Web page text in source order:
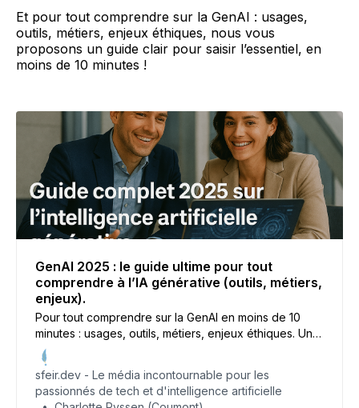
Et pour tout comprendre sur la GenAI : usages,
outils, métiers, enjeux éthiques, nous vous
proposons un guide clair pour saisir l’essentiel, en
moins de 10 minutes !
GenAI 2025 : le guide ultime pour tout
comprendre à l’IA générative (outils, métiers,
enjeux).
Pour tout comprendre sur la GenAI en moins de 10
minutes : usages, outils, métiers, enjeux éthiques. Un
guide clair pour saisir l’essentiel.
sfeir.dev - Le média incontournable pour les
passionnés de tech et d'intelligence artificielle